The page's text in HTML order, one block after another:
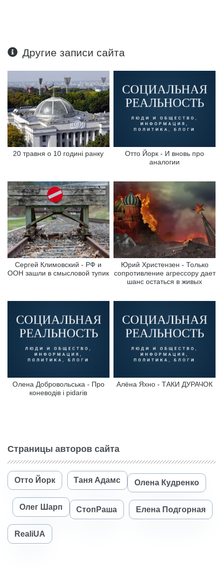
Другие записи сайта
20 травня о 10 годині ранку
Отто Йорк - И вновь про
аналогии
Сергей Климовский - РФ и
ООН зашли в смысловой тупик
Юрий Христензен - Только
сопротивление агрессору дает
шанс остаться в живых
Олена Добровольська - Про
коневодів і pidarів
Алёна Яхно - ТАКИ ДУРАЧОК
Страницы авторов сайта
Отто Йорк Таня Адамс Олена Кудренко
Олег Шарп СтопРаша Елена Подгорная
RealiUA